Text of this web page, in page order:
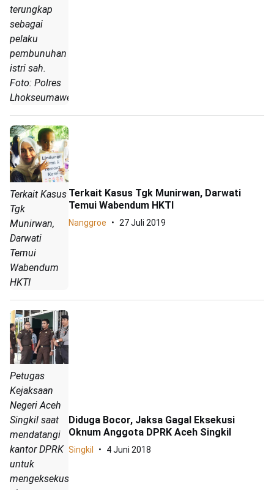
terungkap
sebagai
pelaku
pembunuhan
istri sah.
Foto: Polres
Lhokseumawe
Terkait Kasus
Tgk
Munirwan,
Darwati
Temui
Wabendum
HKTI
Terkait Kasus Tgk Munirwan, Darwati
Temui Wabendum HKTI
Nanggroe 27 Juli 2019
Petugas
Kejaksaan
Negeri Aceh
Singkil saat
mendatangi
kantor DPRK
untuk
mengeksekusi
Diduga Bocor, Jaksa Gagal Eksekusi
Oknum Anggota DPRK Aceh Singkil
Singkil 4 Juni 2018